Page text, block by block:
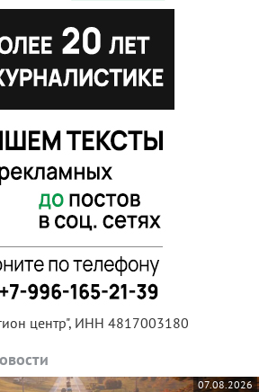
центр", ИНН 4817003180
07.08.2026